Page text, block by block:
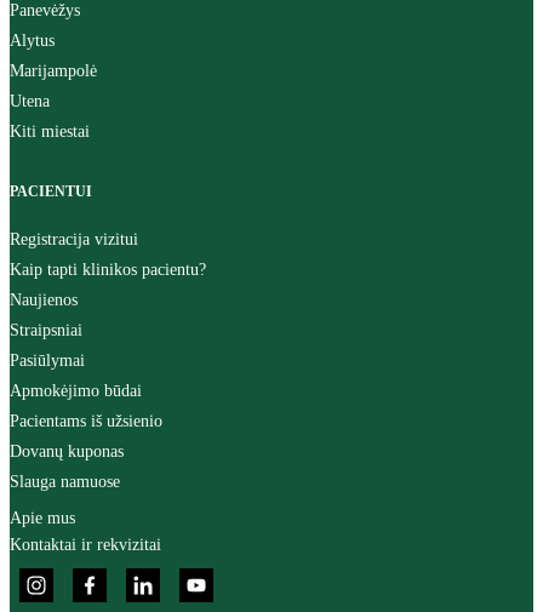
Panevėžys
Alytus
Marijampolė
Utena
Kiti miestai
PACIENTUI
Registracija vizitui
Kaip tapti klinikos pacientu?
Naujienos
Straipsniai
Pasiūlymai
Apmokėjimo būdai
Pacientams iš užsienio
Dovanų kuponas
Slauga namuose
Apie mus
Kontaktai ir rekvizitai